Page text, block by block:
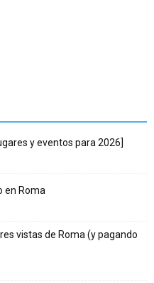
y eventos para 2026]
en Roma
vistas de Roma (y pagando